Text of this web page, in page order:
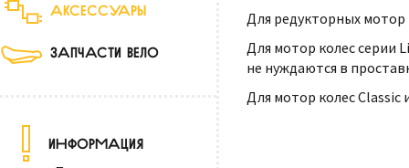
АКСЕССУАРЫ
ЗАПЧАСТИ ВЕЛО
ИНФОРМАЦИЯ
Для редукторных
Для мотор колес серии
не нуждаются в
Для мотор колес Classic